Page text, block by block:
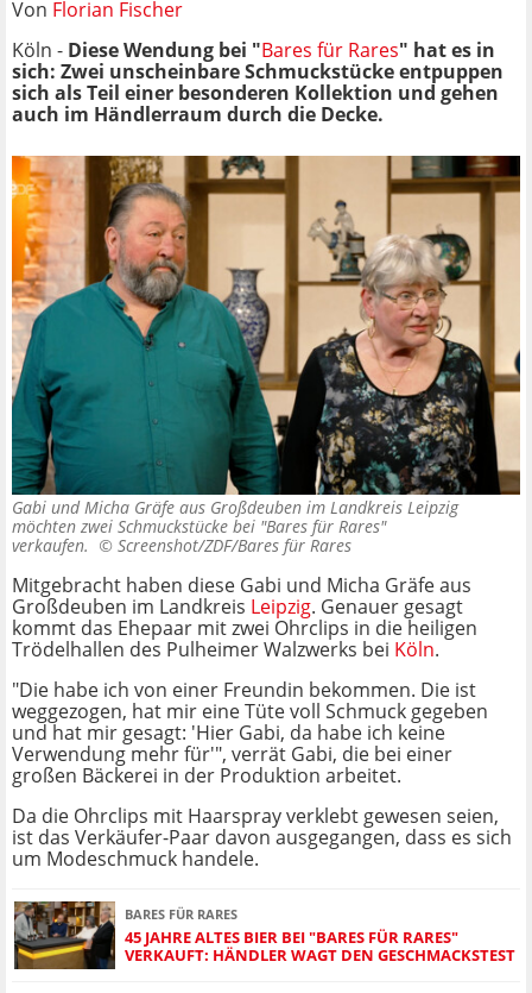
Von Florian Fischer
Köln - Diese Wendung bei "Bares für Rares" hat es in
sich: Zwei unscheinbare Schmuckstücke entpuppen
sich als Teil einer besonderen Kollektion und gehen
auch im Händlerraum durch die Decke.
Gabi und Micha Gräfe aus Großdeuben im Landkreis Leipzig
möchten zwei Schmuckstücke bei "Bares für Rares"
verkaufen. © Screenshot/ZDF/Bares für Rares
Mitgebracht haben diese Gabi und Micha Gräfe aus
Großdeuben im Landkreis Leipzig. Genauer gesagt
kommt das Ehepaar mit zwei Ohrclips in die heiligen
Trödelhallen des Pulheimer Walzwerks bei Köln.
"Die habe ich von einer Freundin bekommen. Die ist
weggezogen, hat mir eine Tüte voll Schmuck gegeben
und hat mir gesagt: 'Hier Gabi, da habe ich keine
Verwendung mehr für'", verrät Gabi, die bei einer
großen Bäckerei in der Produktion arbeitet.
Da die Ohrclips mit Haarspray verklebt gewesen seien,
ist das Verkäufer-Paar davon ausgegangen, dass es sich
um Modeschmuck handele.
BARES FÜR RARES
45 JAHRE ALTES BIER BEI "BARES FÜR RARES"
VERKAUFT: HÄNDLER WAGT DEN GESCHMACKSTEST